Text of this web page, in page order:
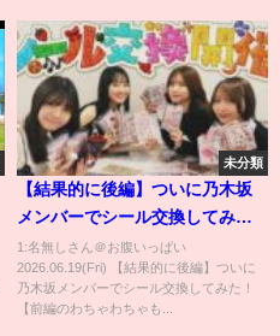
未分類
【結果的に後編】ついに乃木坂
メンバーでシール交換してみ
た！【前編のわちゃわちゃも見
てね！】
1:名無しさん＠お腹いっぱい
2026.06.19(Fri) 【結果的に後編】ついに
乃木坂メンバーでシール交換してみた！
【前編のわちゃわちゃも...